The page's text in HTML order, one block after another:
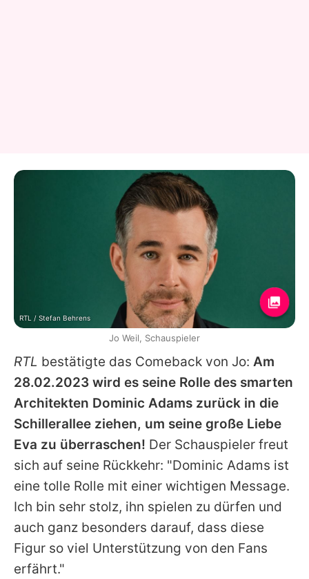
RTL bestätigte das Comeback von Jo: Am
28.02.2023 wird es seine Rolle des smarten
Architekten Dominic Adams zurück in die
Schillerallee ziehen, um seine große Liebe
Eva zu überraschen! Der Schauspieler freut
sich auf seine Rückkehr: "Dominic Adams ist
eine tolle Rolle mit einer wichtigen Message.
Ich bin sehr stolz, ihn spielen zu dürfen und
auch ganz besonders darauf, dass diese
Figur so viel Unterstützung von den Fans
erfährt."
RTL / Stefan Behrens
Jo Weil, Schauspieler